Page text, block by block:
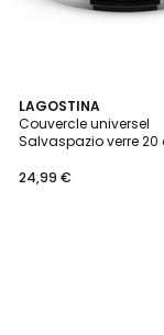
LAGOSTINA
Couvercle universel
Salvaspazio verre 20
24,99 €